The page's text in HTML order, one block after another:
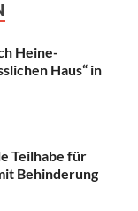
Heine-
Haus“ in
Teilhabe für
Behinderung